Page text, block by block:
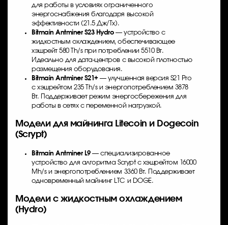
для работы в условиях ограниченного
энергоснабжения благодаря высокой
эффективности (21.5 Дж/Тх).
Bitmain Antminer S23 Hydro— устройство с
жидкостным охлаждением, обеспечивающее
хэшрейт 580 Th/s при потреблении 5510 Вт.
Идеально для дата-центров с высокой плотностью
размещения оборудования.
Bitmain Antminer S21+— улучшенная версия S21 Pro
с хэшрейтом 235 Th/s и энергопотреблением 3878
Вт. Поддерживает режим энергосбережения для
работы в сетях с переменной нагрузкой.
Модели для майнинга Litecoin и Dogecoin
(Scrypt)
Bitmain Antminer L9— специализированное
устройство для алгоритма Scrypt с хэшрейтом 16000
Mh/s и энергопотреблением 3360 Вт. Поддерживает
одновременный майнинг LTC и DOGE.
Модели с жидкостным охлаждением
(Hydro)